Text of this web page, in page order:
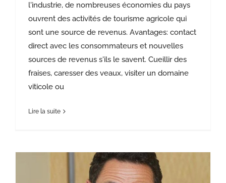
l'industrie, de nombreuses économies du pays
ouvrent des activités de tourisme agricole qui
sont une source de revenus. Avantages: contact
direct avec les consommateurs et nouvelles
sources de revenus s'ils le savent. Cueillir des
fraises, caresser des veaux, visiter un domaine
viticole ou
Lire la suite